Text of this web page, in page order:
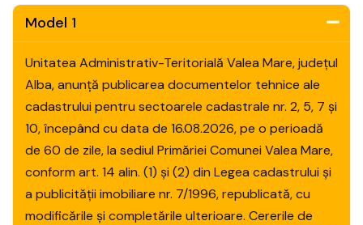
Model 1
Unitatea Administrativ-Teritorială Valea Mare, județul
Alba, anunță publicarea documentelor tehnice ale
cadastrului pentru sectoarele cadastrale nr. 2, 5, 7 și
10, începând cu data de 16.08.2026, pe o perioadă
de 60 de zile, la sediul Primăriei Comunei Valea Mare,
conform art. 14 alin. (1) și (2) din Legea cadastrului și
a publicității imobiliare nr. 7/1996, republicată, cu
modificările și completările ulterioare. Cererile de